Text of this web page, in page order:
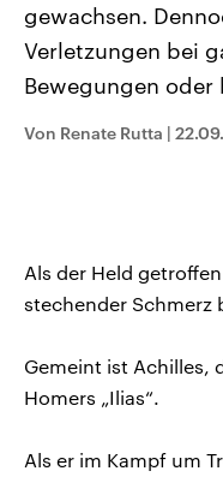
Landtagswahl
Alle Informationen
Sachsen-Anhalt wählt
September 2026 einen
Bundesland von einer
Audio-Archiv
gewachsen.
Verletzungen bei
Bewegungen oder
Von Renate Rutta |
Als der Held
stechender Schmerz
Gemeint ist Achilles,
Homers „Ilias“.
Als er im Kampf um